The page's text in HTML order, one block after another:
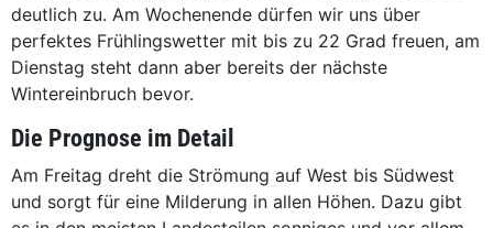
deutlich zu. Am Wochenende dürfen wir uns über
perfektes Frühlingswetter mit bis zu 22 Grad freuen, am
Dienstag steht dann aber bereits der nächste
Wintereinbruch bevor.
Die Prognose im Detail
Am Freitag dreht die Strömung auf West bis Südwest
und sorgt für eine Milderung in allen Höhen. Dazu gibt